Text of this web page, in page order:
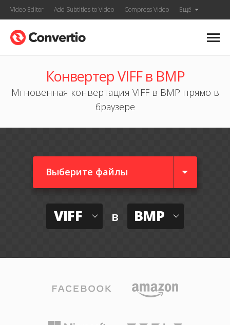
Video Editor Add Subtitles to Video Compress Video Ещё
Конвертер VIFF в BMP
Мгновенная конвертация VIFF в BMP прямо в
браузере
Выберите файлы
VIFF в BMP